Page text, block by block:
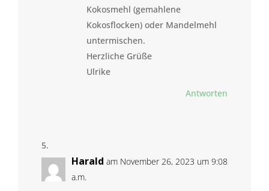
Kokosmehl (gemahlene
Kokosflocken) oder Mandelmehl
untermischen.
Herzliche Grüße
Ulrike
Antworten
Harald am November 26, 2023 um 9:08
a.m.